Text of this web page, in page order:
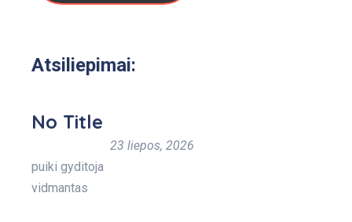
Atsiliepimai:
No Title
23 liepos, 2026
puiki gyditoja
vidmantas